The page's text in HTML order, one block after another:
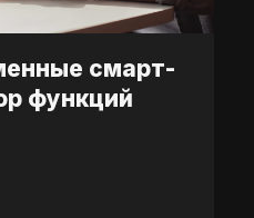
смарт-
функций